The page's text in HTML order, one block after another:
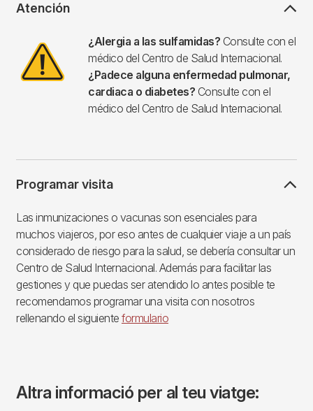
Atención
Imagen ¿Alergia a las sulfamidas? Consulte con el
médico del Centro de Salud Internacional.
¿Padece alguna enfermedad pulmonar,
cardiaca o diabetes? Consulte con el
médico del Centro de Salud Internacional.
Programar visita
Las inmunizaciones o vacunas son esenciales para
muchos viajeros, por eso antes de cualquier viaje a un país
considerado de riesgo para la salud, se debería consultar un
Centro de Salud Internacional. Además para facilitar las
gestiones y que puedas ser atendido lo antes posible te
recomendamos programar una visita con nosotros
rellenando el siguiente formulario
Altra informació per al teu viatge: